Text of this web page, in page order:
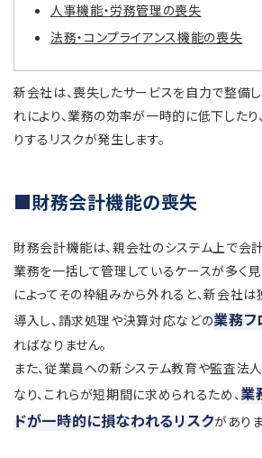
人事機能・労務管理の喪失
法務・コンプライアンス機能の喪失
新会社は、喪失したサービスを自力で整備し
れにより、業務の効率が一時的に低下した
りするリスクが発生します。
財務会計機能の喪失
財務会計機能は、親会社のシステム上で会
業務を一括して管理しているケースが多く見
によってその枠組みから外れると、新会社
導入し、請求処理や決算対応などの業務フ
ればなりません。
また、従業員への新システム教育や監査法
なり、これらが短期間に求められるため、業
ドが一時的に損なわれるリスクがありま